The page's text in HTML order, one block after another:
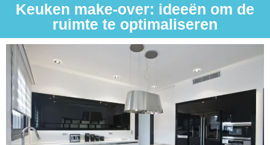
Keuken make-over: ideeën om de
ruimte te optimaliseren